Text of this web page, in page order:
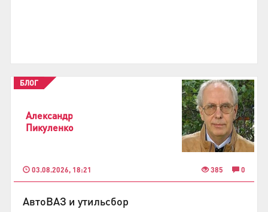
Александр
Пикуленко
03.08.2026, 18:21 385 0
БЛОГ
АвтоВАЗ и утильсбор